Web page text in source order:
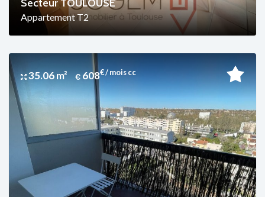
Secteur TOULOUSE
Appartement T2
35.06 m² 608€ / mois cc